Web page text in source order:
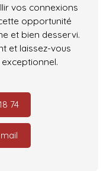
vos connexions
opportunité
et bien desservi.
et laissez-vous
74